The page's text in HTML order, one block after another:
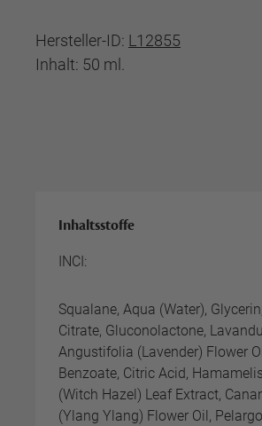
Hersteller-ID: L12855
Inhalt: 50 ml.
Inhaltsstoffe
INCI:
Squalane, Aqua (Water),
Citrate, Gluconolactone,
Angustifolia (Lavender) Flower
Benzoate, Citric Acid,
(Witch Hazel) Leaf Extract,
(Ylang Ylang) Flower Oil,